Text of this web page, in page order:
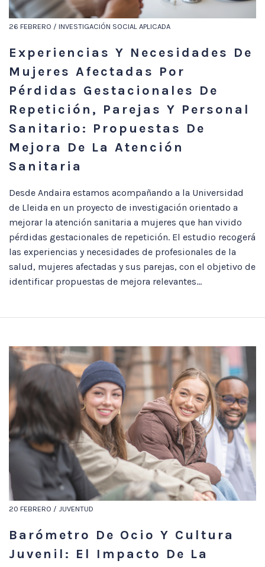
26 FEBRERO / INVESTIGACIÓN SOCIAL APLICADA
Experiencias Y Necesidades De
Mujeres Afectadas Por
Pérdidas Gestacionales De
Repetición, Parejas Y Personal
Sanitario: Propuestas De
Mejora De La Atención
Sanitaria
Desde Andaira estamos acompañando a la Universidad
de Lleida en un proyecto de investigación orientado a
mejorar la atención sanitaria a mujeres que han vivido
pérdidas gestacionales de repetición. El estudio recogerá
las experiencias y necesidades de profesionales de la
salud, mujeres afectadas y sus parejas, con el objetivo de
identificar propuestas de mejora relevantes...
20 FEBRERO / JUVENTUD
Barómetro De Ocio Y Cultura
Juvenil: El Impacto De La